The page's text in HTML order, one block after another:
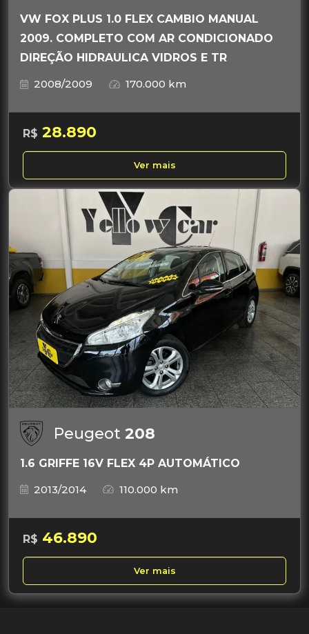
VW FOX PLUS 1.0 FLEX CAMBIO MANUAL
2009. COMPLETO COM AR CONDICIONADO
DIREÇÃO HIDRAULICA VIDROS E TR
2008/2009
170.000 km
R$ 28.890
Ver mais
Peugeot 208
1.6 GRIFFE 16V FLEX 4P AUTOMÁTICO
2013/2014
110.000 km
R$ 46.890
Ver mais